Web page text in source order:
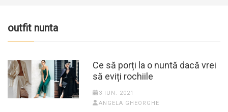
outfit nunta
Ce să porți la o nuntă dacă vrei
să eviți rochiile
3 IUN. 2021
ANGELA GHEORGHE